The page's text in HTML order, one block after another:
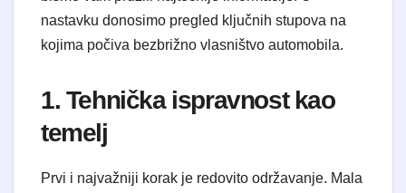
nastavku donosimo pregled ključnih stupova na
kojima počiva bezbrižno vlasništvo automobila.
1. Tehnička ispravnost kao
temelj
Prvi i najvažniji korak je redovito održavanje. Mala